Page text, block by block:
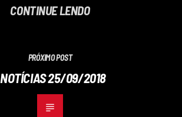
CONTINUE LENDO
PRÓXIMO POST
NOTÍCIAS 25/09/2018